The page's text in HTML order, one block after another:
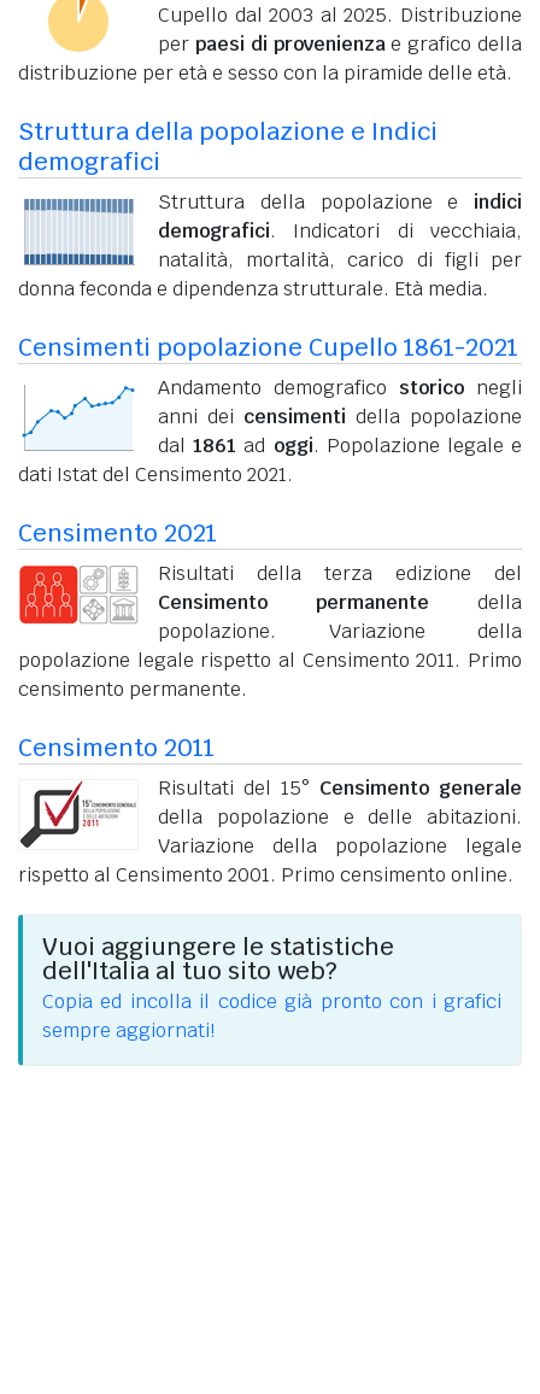
Cupello dal 2003 al 2025. Distribuzione
per paesi di provenienzae grafico della
distribuzione per età e sesso con la piramide delle età.
Struttura della popolazione e Indici
demografici
Struttura della popolazione e indici
demografici. Indicatori di vecchiaia,
natalità, mortalità, carico di figli per
donna feconda e dipendenza strutturale. Età media.
Censimenti popolazione Cupello 1861-2021
Andamento demografico storico negli
anni dei censimenti della popolazione
dal1861 ad oggi. Popolazione legale e
dati Istat del Censimento 2021.
Censimento 2021
Risultati della terza edizione del
Censimento permanente della
popolazione. Variazione della
popolazione legale rispetto al Censimento 2011. Primo
censimento permanente.
Censimento 2011
Risultati del 15° Censimento generale
della popolazione e delle abitazioni.
Variazione della popolazione legale
rispetto al Censimento 2001. Primo censimento online.
Vuoi aggiungere le statistiche
dell'Italia al tuo sito web?
Copia ed incolla il codice già pronto con i grafici
sempre aggiornati!